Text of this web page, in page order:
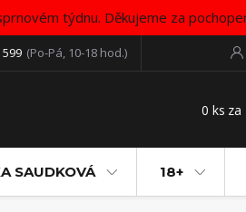
týdnu. Děkujeme za
(Po-Pá, 10-18 hod.)
0 ks za
SAUDKOVÁ 18+